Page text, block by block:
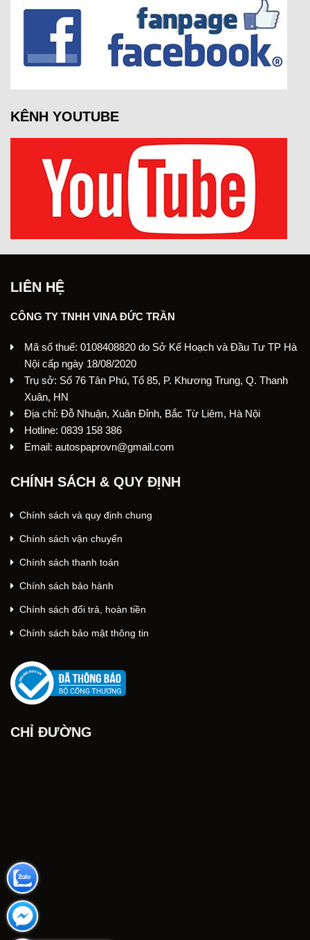
KÊNH YOUTUBE
LIÊN HỆ
CÔNG TY TNHH VINA ĐỨC TRẦN
Mã số thuế: 0108408820 do Sở Kế Hoạch và Đầu Tư TP Hà
Nội cấp ngày 18/08/2020
Trụ sở: Số 76 Tân Phú, Tổ 85, P. Khương Trung, Q. Thanh
Xuân, HN
Địa chỉ: Đỗ Nhuận, Xuân Đỉnh, Bắc Từ Liêm, Hà Nội
Hotline: 0839 158 386
Email: autospaprovn@gmail.com
CHÍNH SÁCH & QUY ĐỊNH
Chính sách và quy định chung
Chính sách vận chuyển
Chính sách thanh toán
Chính sách bảo hành
Chính sách đổi trả, hoàn tiền
Chính sách bảo mật thông tin
CHỈ ĐƯỜNG